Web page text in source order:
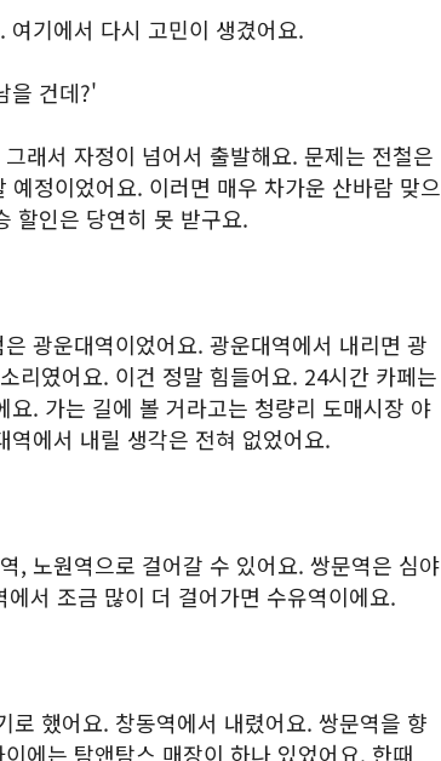
기에서 다시 고민이 생겼어요.
을 건데?'
래서 자정이 넘어서 출발해요. 문제는 전철은
정이었어요. 이러면 매우 차가운 산바람 맞으
할인은 당연히 못 받구요.
광운대역이었어요. 광운대역에서 내리면 광
리였어요. 이건 정말 힘들어요. 24시간 카페는
. 가는 길에 볼 거라고는 청량리 도매시장 야
에서 내릴 생각은 전혀 없었어요.
, 노원역으로 걸어갈 수 있어요. 쌍문역은 심야
서 조금 많이 더 걸어가면 수유역이에요.
로 했어요. 창동역에서 내렸어요. 쌍문역을 향
에는 탐앤탐스 매장이 하나 있었어요. 한때